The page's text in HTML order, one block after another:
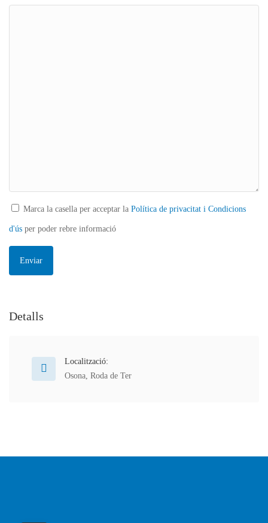
Marca la casella per acceptar la Política de privacitat i Condicions
d'ús per poder rebre informació
Detalls
Localització:
Osona, Roda de Ter